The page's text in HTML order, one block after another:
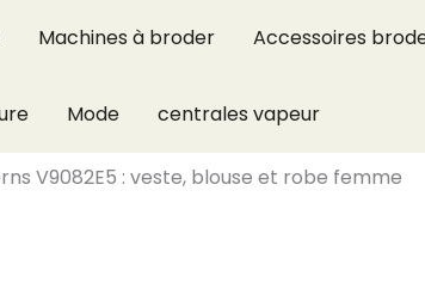
Machines à broder Accessoires
Mode centrales vapeur
V9082E5 : veste, blouse et robe femme